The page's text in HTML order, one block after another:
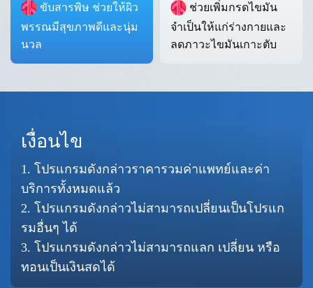
ขับสารพิษ ช่วยให้ผิว
พรรณมีสุขภาพดีและนุ่ม
นวล
ช่วยเพิ่มกรดไขมัน
จำเป็นให้แก่ร่างกายและ
ลดภาวะไขมันเกาะตับ
เงื่อนไข
1. โปรแกรมดังกล่าวราคารวมค่าแพทย์และค่า
บริการทั้งหมดแล้ว
2. โปรแกรมดังกล่าวไม่สามารถเปลี่ยนเป็นโปรแก
รมอื่นๆ ได้
3. โปรแกรมดังกล่าวไม่สามารถแลก เปลี่ยน หรือ
ทอนเป็นเงินสดได้